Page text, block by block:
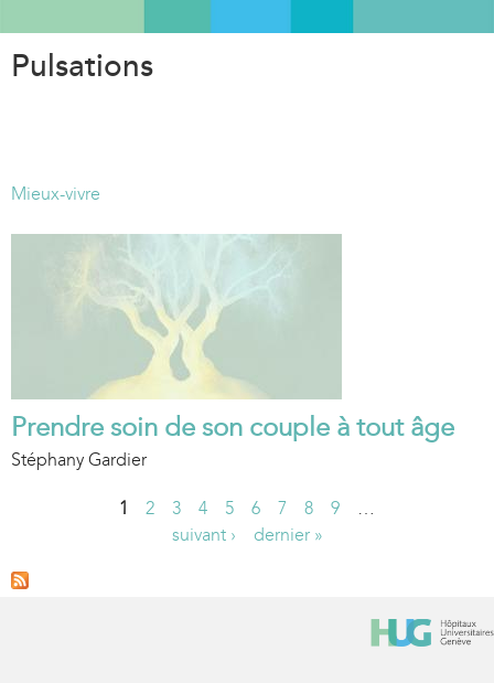
Pulsations
Mieux-vivre
Prendre soin de son couple à tout âge
Stéphany Gardier
a
1 2 3 4 5 6 7 8 9
…
suivant ›
dernier »